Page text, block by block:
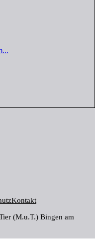
(M.u.T.) Bingen am
Kontakt